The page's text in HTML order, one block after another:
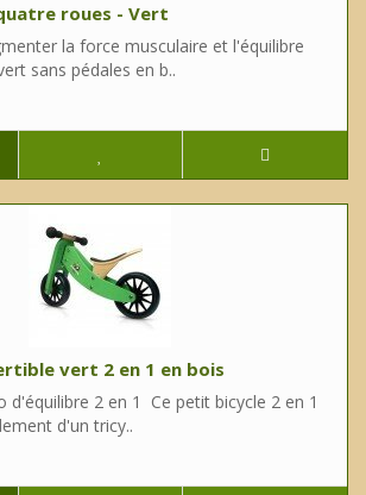
roues - Vert
la force musculaire et l'équilibre
sans pédales en b..
vert 2 en 1 en bois
d'équilibre 2 en 1 Ce petit bicycle 2 en 1
d'un tricy..